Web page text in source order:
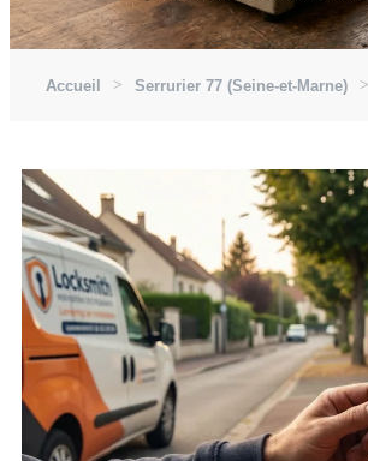
Accueil Serrurier 77 (Seine-et-Marne)